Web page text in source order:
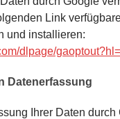
Link
und installieren:
dlpage/
Datenerfassung
Ihrer Daten durch